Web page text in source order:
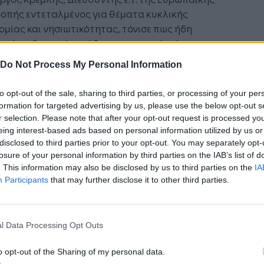
Do Not Process My Personal Information
opt-out of the sale, sharing to third parties, or processing of your
for targeted advertising by us, please use the below opt-out
selection. Please note that after your opt-out request is processed
interest-based ads based on personal information utilized by us
to third parties prior to your opt-out. You may separately
of your personal information by third parties on the IAB’s list of
This information may also be disclosed by us to third parties on the
Participants that may further disclose it to other third parties.
Data Processing Opt Outs
opt-out of the Sharing of my personal data.
εντεταλμένος για θέματα κυκλικής
και νησιωτικότητας, τόνισε πως ήδη
θεσμική μετάβαση στην κυκλική
από τη μεριά της κυβέρνησης και πως θα
να μιλάμε για κυκλικό τουρισμό και κυκλική
Υπάρχουν, ωστόσο, ακόμα
ακόμα βήματα να γίνουν. «Η χώρα μας
μονάδες αξιοποίησης των
υλικών, τα οποία είτε εξάγονται, είτε
Σκεφτείτε την οικονομική αφαίμαξη και το
αποτύπωμα. Οι επιχειρήσεις θα
να προσαρμοστούν στο κυκλικό μοντέλο
να τους σπαταλάμε».
έδωσαν τη σκυτάλη στους
των επιχειρήσεων, οι οποίοι μίλησαν
τρόπους με τους οποίους είναι εφικτή η